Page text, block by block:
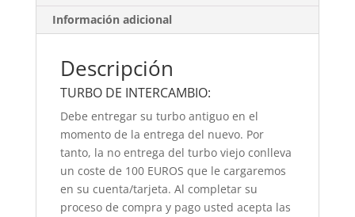
Información adicional
Descripción
TURBO DE INTERCAMBIO:
Debe entregar su turbo antiguo en el
momento de la entrega del nuevo. Por
tanto, la no entrega del turbo viejo conlleva
un coste de 100 EUROS que le cargaremos
en su cuenta/tarjeta. Al completar su
proceso de compra y pago usted acepta las